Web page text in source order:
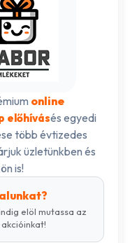
online
előhívásés egyedi
több évtizedes
üzletünkben és
is!
elöl mutassa az